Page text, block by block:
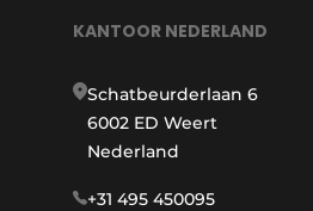
KANTOOR NEDERLAND
Schatbeurderlaan 6
6002 ED Weert
Nederland
+31 495 450095